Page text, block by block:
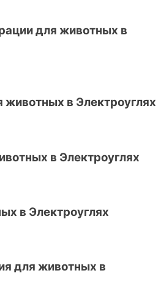
для животных в
в Электроуглях
в Электроуглях
в Электроуглях
для животных в